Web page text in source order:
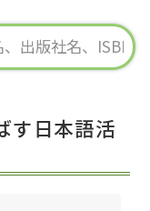
・補助教材
参考書
す日本語活